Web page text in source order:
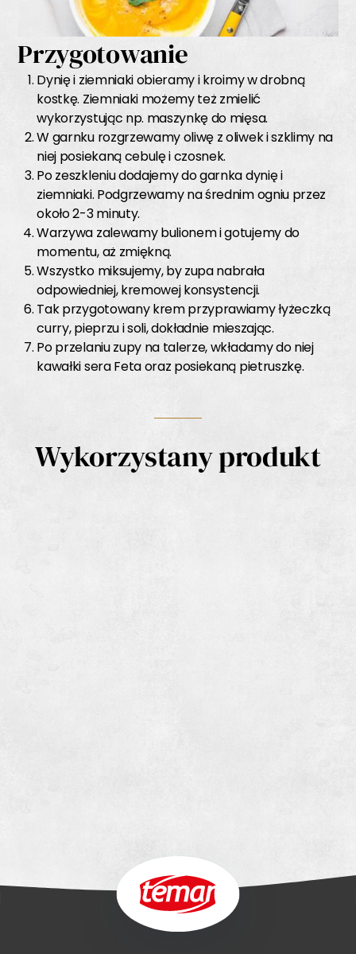
Przygotowanie
Dynię i ziemniaki obieramy i kroimy w drobną
kostkę. Ziemniaki możemy też zmielić
wykorzystując np. maszynkę do mięsa.
W garnku rozgrzewamy oliwę z oliwek i szklimy na
niej posiekaną cebulę i czosnek.
Po zeszkleniu dodajemy do garnka dynię i
ziemniaki. Podgrzewamy na średnim ogniu przez
około 2-3 minuty.
Warzywa zalewamy bulionem i gotujemy do
momentu, aż zmiękną.
Wszystko miksujemy, by zupa nabrała
odpowiedniej, kremowej konsystencji.
Tak przygotowany krem przyprawiamy łyżeczką
curry, pieprzu i soli, dokładnie mieszając.
Po przelaniu zupy na talerze, wkładamy do niej
kawałki sera Feta oraz posiekaną pietruszkę.
Wykorzystany produkt